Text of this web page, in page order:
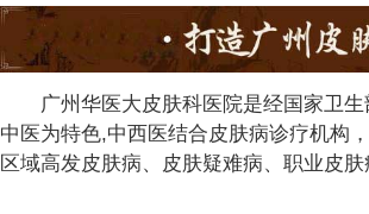
广州华医大皮肤科医院是经国家卫
中医为特色,中西医结合皮肤病诊疗机构
区域高发皮肤病、皮肤疑难病、职业皮肤